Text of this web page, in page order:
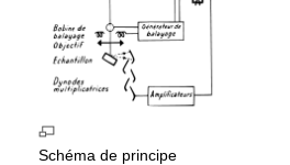
Schéma de principe